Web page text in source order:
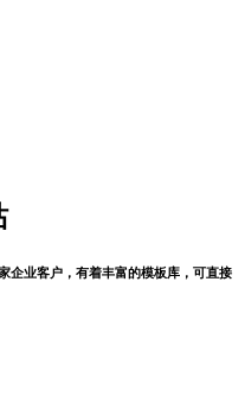
企业客户，有着丰富的模板库，可直接